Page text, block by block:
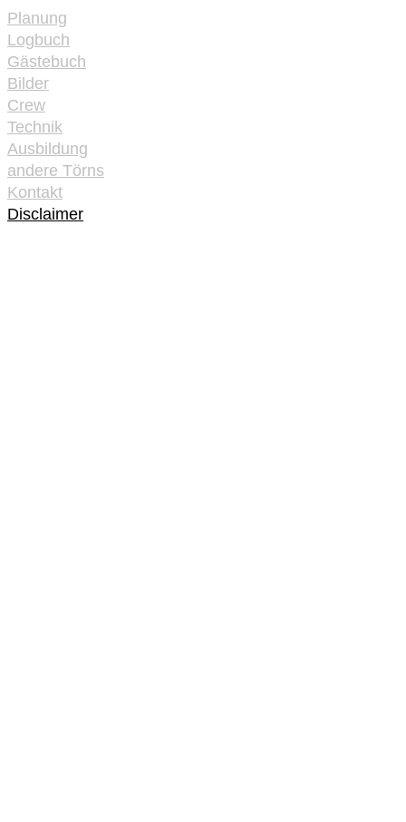
Planung
Logbuch
Gästebuch
Bilder
Crew
Technik
Ausbildung
andere Törns
Kontakt
Disclaimer